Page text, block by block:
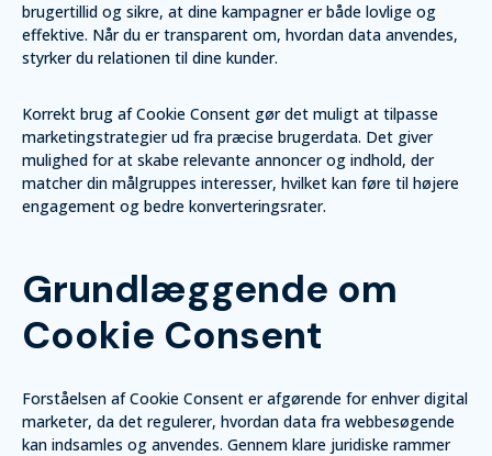
brugertillid og sikre, at dine kampagner er både lovlige og
effektive. Når du er transparent om, hvordan data anvendes,
styrker du relationen til dine kunder.
Korrekt brug af Cookie Consent gør det muligt at tilpasse
marketingstrategier ud fra præcise brugerdata. Det giver
mulighed for at skabe relevante annoncer og indhold, der
matcher din målgruppes interesser, hvilket kan føre til højere
engagement og bedre konverteringsrater.
Grundlæggende om
Cookie Consent
Forståelsen af Cookie Consent er afgørende for enhver digital
marketer, da det regulerer, hvordan data fra webbesøgende
kan indsamles og anvendes. Gennem klare juridiske rammer